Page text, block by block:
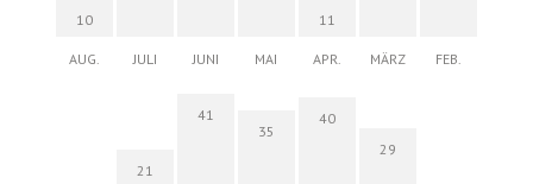
10
AUG. JULI JUNI MAI
11
APR. MÄRZ FEB.
21
41
35
40
29